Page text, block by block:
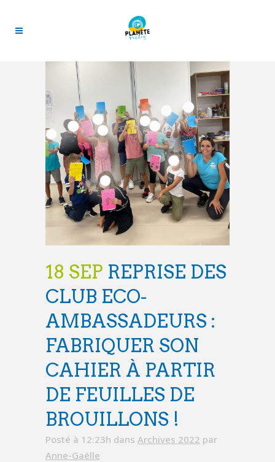
18 SEP REPRISE DES
CLUB ECO-
AMBASSADEURS :
FABRIQUER SON
CAHIER À PARTIR
DE FEUILLES DE
BROUILLONS !
Posté à 12:23h dans Archives 2022 par
Anne-Gaëlle